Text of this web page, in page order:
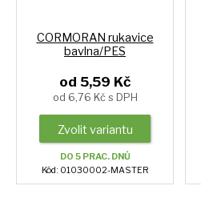
CORMORAN rukavice
bavlna/PES
od 5,59 Kč
od 6,76 Kč s DPH
Zvolit variantu
DO 5 PRAC. DNŮ
Kód: 01030002-MASTER